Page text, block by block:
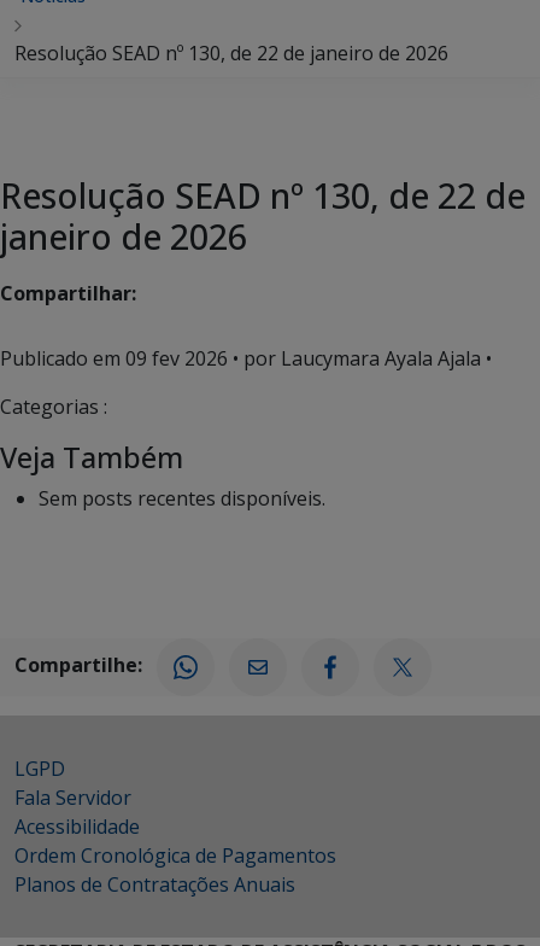
Resolução SEAD nº 130, de 22 de janeiro de 2026
Resolução SEAD nº 130, de 22 de
janeiro de 2026
Compartilhar:
Publicado em 09 fev 2026 • por Laucymara Ayala Ajala •
Categorias :
Veja Também
Sem posts recentes disponíveis.
Compartilhe:
LGPD
Fala Servidor
Acessibilidade
Ordem Cronológica de Pagamentos
Planos de Contratações Anuais